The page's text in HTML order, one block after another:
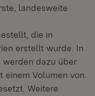
landesweite
die in
erstellt wurde. In
werden dazu über
einem Volumen von
Weitere